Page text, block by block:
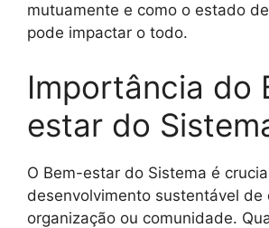
mutuamente e como o estado
pode impactar o todo.
Importância do
estar do
O Bem-estar do Sistema é
desenvolvimento sustentável de
organização ou comunidade.